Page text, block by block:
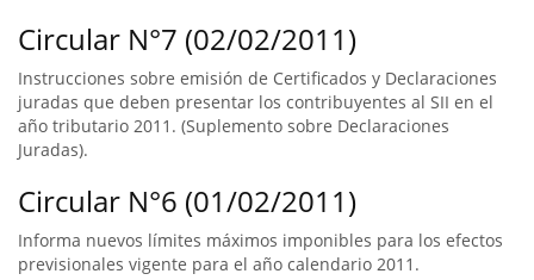
Circular N°7 (02/02/2011)
Instrucciones sobre emisión de Certificados y Declaraciones
juradas que deben presentar los contribuyentes al SII en el
año tributario 2011. (Suplemento sobre Declaraciones
Juradas).
Circular N°6 (01/02/2011)
Informa nuevos límites máximos imponibles para los efectos
previsionales vigente para el año calendario 2011.